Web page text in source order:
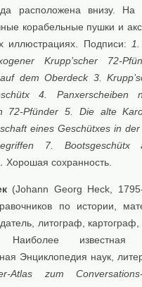
атрибутика
XVI-XIXв.
расположена внизу. На
корабельные пушки и
иллюстрациях. Подписи:
Krupp’scher 72-
dem Oberdeck 3.
4. Panxerscheiben
72-Pfünder 5. Die alte
eines Geschütxes in der
7. Bootsgeschütx
Хорошая сохранность.
(Johann Georg Heck,
по истории,
литограф, картограф,
известная
Энциклопедия наук,
Atlas zum Conversations-